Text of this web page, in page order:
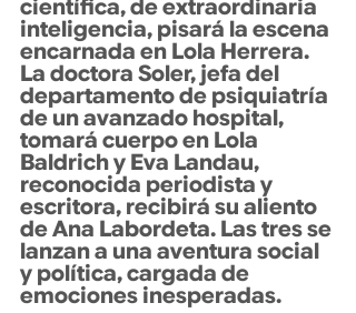
científica, de extraordinaria
inteligencia, pisará la escena
encarnada en Lola Herrera.
La doctora Soler, jefa del
departamento de psiquiatría
de un avanzado hospital,
tomará cuerpo en Lola
Baldrich y Eva Landau,
reconocida periodista y
escritora, recibirá su aliento
de Ana Labordeta. Las tres se
lanzan a una aventura social
y política, cargada de
emociones inesperadas.